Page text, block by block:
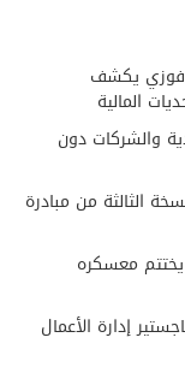
فوزي يكشف
المالية
والشركات دون
الثالثة من مبادرة
معسكره
إدارة الأعمال